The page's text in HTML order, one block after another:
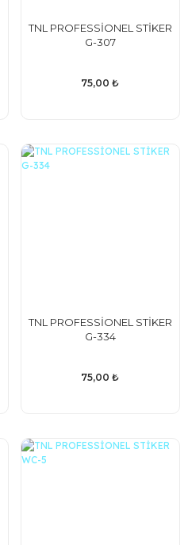
TNL PROFESSİONEL STİKER
G-307
75,00 ₺
TNL PROFESSİONEL STİKER
G-334
75,00 ₺